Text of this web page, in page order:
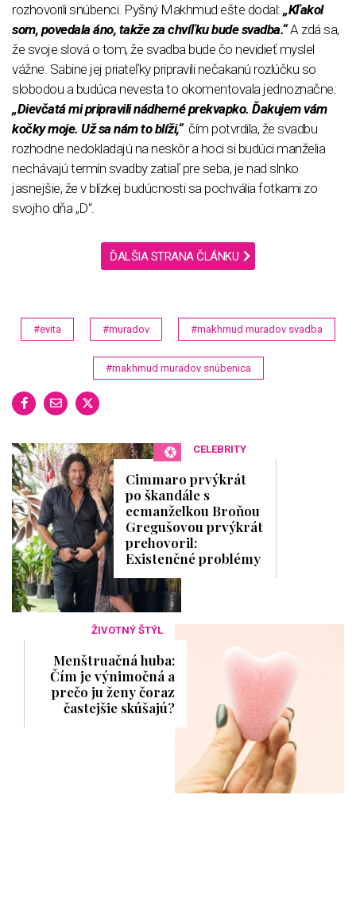
rozhovorili snúbenci. Pyšný Makhmud ešte dodal: „Kľakol
som, povedala áno, takže za chvíľku bude svadba.“A zdá sa,
že svoje slová o tom, že svadba bude čo nevidieť myslel
vážne. Sabine jej priateľky pripravili nečakanú rozlúčku so
slobodou a budúca nevesta to okomentovala jednoznačne:
„Dievčatá mi pripravili nádherné prekvapko. Ďakujem vám
kočky moje. Už sa nám to blíži,“ čím potvrdila, že svadbu
rozhodne nedokladajú na neskôr a hoci si budúci manželia
nechávajú termín svadby zatiaľ pre seba, je nad slnko
jasnejšie, že v blízkej budúcnosti sa pochvália fotkami zo
svojho dňa „D“.
ĎALŠIA STRANA ČLÁNKU
#evita #muradov #makhmud muradov svadba
#makhmud muradov snúbenica
CELEBRITY
Cimmaro prvýkrát
po škandále s
ecmanželkou Broňou
Gregušovou prvýkrát
prehovoril:
Existenčné problémy
ŽIVOTNÝ ŠTÝL
Menštruačná huba:
Čím je výnimočná a
prečo ju ženy čoraz
častejšie skúšajú?